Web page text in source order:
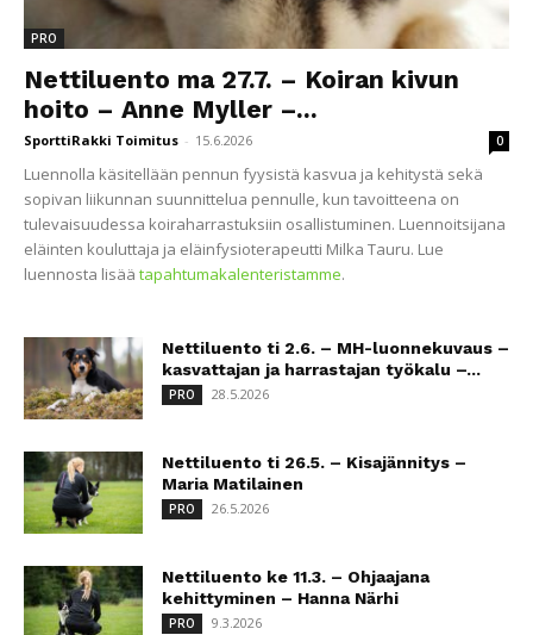
PRO
Nettiluento ma 27.7. – Koiran kivun
hoito – Anne Myller –...
SporttiRakki Toimitus - 15.6.2026 0
Luennolla käsitellään pennun fyysistä kasvua ja kehitystä sekä
sopivan liikunnan suunnittelua pennulle, kun tavoitteena on
tulevaisuudessa koiraharrastuksiin osallistuminen. Luennoitsijana
eläinten kouluttaja ja eläinfysioterapeutti Milka Tauru. Lue
luennosta lisää tapahtumakalenteristamme.
Nettiluento ti 2.6. – MH-luonnekuvaus –
kasvattajan ja harrastajan työkalu –...
PRO 28.5.2026
Nettiluento ti 26.5. – Kisajännitys –
Maria Matilainen
PRO 26.5.2026
Nettiluento ke 11.3. – Ohjaajana
kehittyminen – Hanna Närhi
PRO 9.3.2026